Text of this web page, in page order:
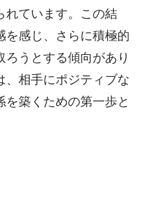
れています。この結
を感じ、さらに積極的
うとする傾向があり
、相手にポジティブな
築くための第一歩と